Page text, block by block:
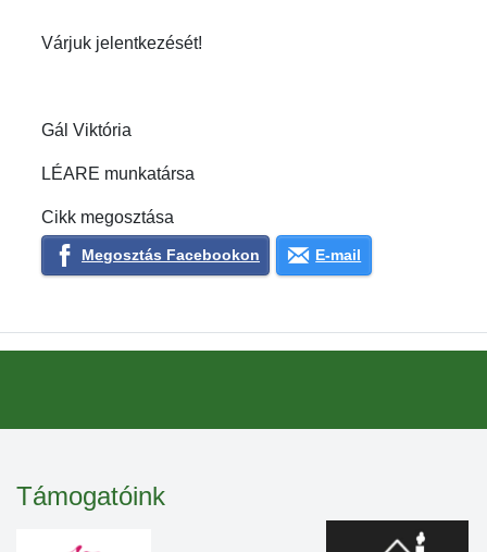
Várjuk jelentkezését!
Gál Viktória
LÉARE munkatársa
Cikk megosztása
Megosztás Facebookon E-mail
Támogatóink